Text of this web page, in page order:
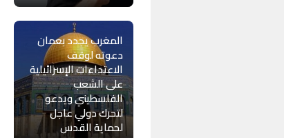
المغرب يجدد بعمان
دعوته لوقف
الاعتداءات الإسرائيلية
على الشعب
الفلسطيني ويدعو
لتحرك دولي عاجل
لحماية القدس